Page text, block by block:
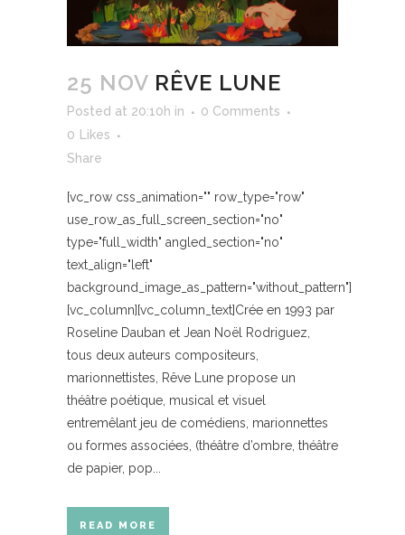
25 NOV RÊVE LUNE
Posted at 20:10h in
0 Comments
0 Likes
Share
[vc_row css_animation="" row_type="row"
use_row_as_full_screen_section="no"
type="full_width" angled_section="no"
text_align="left"
background_image_as_pattern="without_pattern"]
[vc_column][vc_column_text]Crée en 1993 par
Roseline Dauban et Jean Noël Rodriguez,
tous deux auteurs compositeurs,
marionnettistes, Rêve Lune propose un
théâtre poétique, musical et visuel
entremêlant jeu de comédiens, marionnettes
ou formes associées, (théâtre d’ombre, théâtre
de papier, pop...
READ MORE